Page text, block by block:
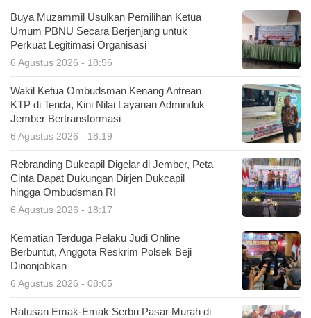
Buya Muzammil Usulkan Pemilihan Ketua
Umum PBNU Secara Berjenjang untuk
Perkuat Legitimasi Organisasi
6 Agustus 2026 - 18:56
Wakil Ketua Ombudsman Kenang Antrean
KTP di Tenda, Kini Nilai Layanan Adminduk
Jember Bertransformasi
6 Agustus 2026 - 18:19
Rebranding Dukcapil Digelar di Jember, Peta
Cinta Dapat Dukungan Dirjen Dukcapil
hingga Ombudsman RI
6 Agustus 2026 - 18:17
Kematian Terduga Pelaku Judi Online
Berbuntut, Anggota Reskrim Polsek Beji
Dinonjobkan
6 Agustus 2026 - 08:05
Ratusan Emak-Emak Serbu Pasar Murah di